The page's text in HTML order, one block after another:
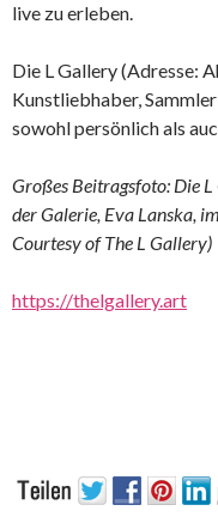
live zu erleben.
Die L Gallery (Adresse:
Kunstliebhaber,
sowohl persönlich als
Großes Beitragsfoto: Die
der Galerie, Eva Lanska,
Courtesy of The L Gallery)
https://thelgallery.art